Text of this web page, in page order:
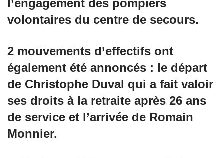
l’engagement des pompiers
volontaires du centre de secours.
2 mouvements d’effectifs ont
également été annoncés : le départ
de Christophe Duval qui a fait valoir
ses droits à la retraite après 26 ans
de service et l’arrivée de Romain
Monnier.